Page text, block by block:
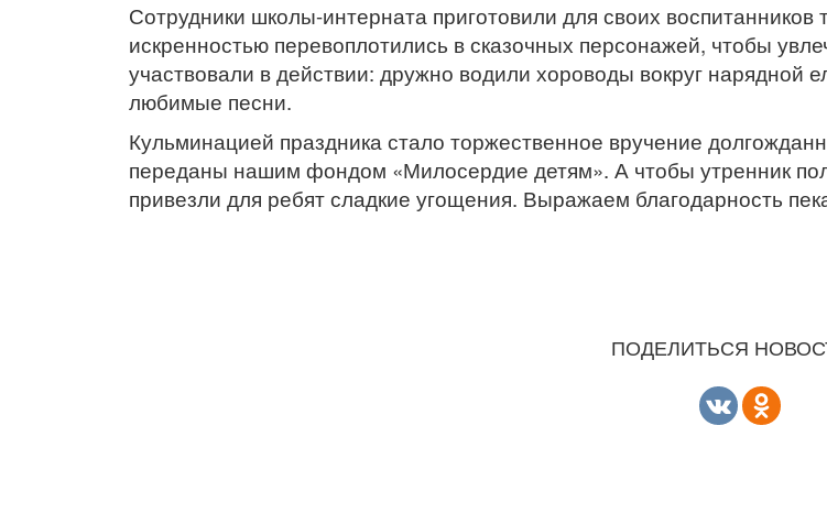
Сотрудники школы-интерната приготовили для своих
искренностью перевоплотились в сказочных персонажей, чтобы
участвовали в действии: дружно водили хороводы вокруг нарядной
любимые песни.
Кульминацией праздника стало торжественное вручение
переданы нашим фондом «Милосердие детям». А чтобы утренник
привезли для ребят сладкие угощения. Выражаем благодарность
ПОДЕЛИТЬСЯ